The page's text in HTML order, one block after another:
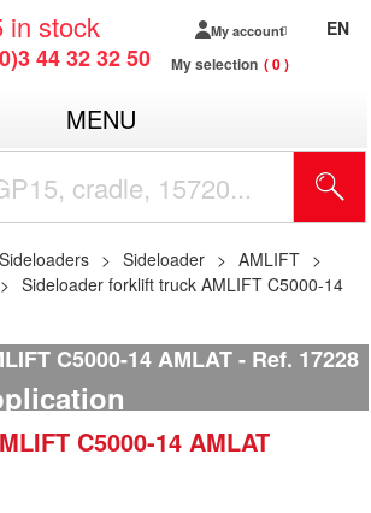
in stock
44 32 32 50
My account
My selection 0
EN
MENU
Sideloaders Sideloader
AMLIFT
Sideloader forklift truck AMLIFT C5000-14
C5000-14 AMLAT Ref. 17228
C5000-14 AMLAT